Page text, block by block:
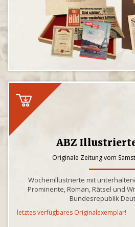
ABZ
Originale Zeitung vom
Wochenillustrierte mit
Prominente, Roman, Rätsel und
Bundesrepublik
letztes verfügbares Originalexemplar!